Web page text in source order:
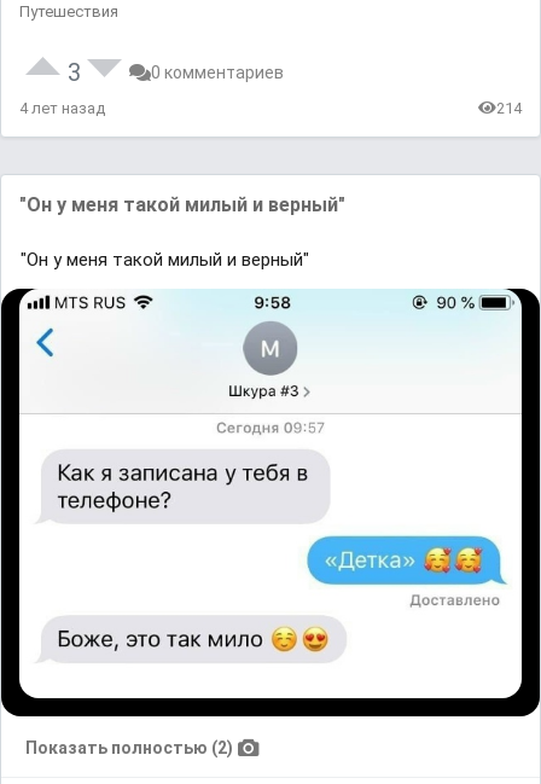
Путешествия
3 0 комментариев
4 лет назад 214
"Он у меня такой милый и верный"
"Он у меня такой милый и верный"
Показать полностью (2)